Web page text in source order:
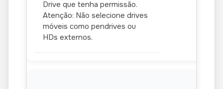
Drive que tenha permissão.
Atenção: Não selecione drives
móveis como pendrives ou
HDs externos.